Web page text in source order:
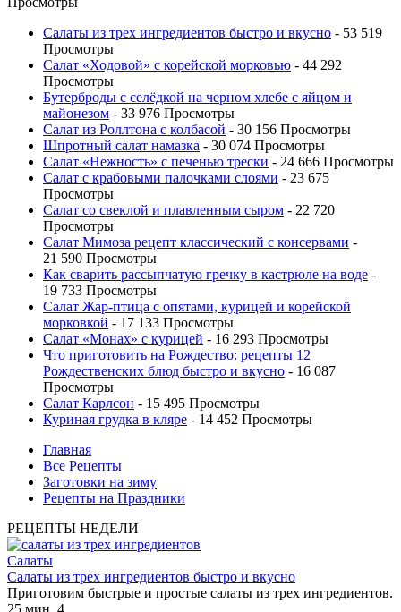
Салаты из трех ингредиентов быстро и вкусно - 53 519
Просмотры
Салат «Ходовой» с корейской морковью - 44 292
Просмотры
Бутерброды с селёдкой на черном хлебе с яйцом и
майонезом - 33 976 Просмотры
Салат из Роллтона с колбасой - 30 156 Просмотры
Шпротный салат намазка - 30 074 Просмотры
Салат «Нежность» с печенью трески - 24 666 Просмотры
Салат с крабовыми палочками слоями - 23 675
Просмотры
Салат со свеклой и плавленным сыром - 22 720
Просмотры
Салат Мимоза рецепт классический с консервами -
21 590 Просмотры
Как сварить рассыпчатую гречку в кастрюле на воде -
19 733 Просмотры
Салат Жар-птица с опятами, курицей и корейской
морковкой - 17 133 Просмотры
Салат «Монах» с курицей - 16 293 Просмотры
Что приготовить на Рождество: рецепты 12
Рождественских блюд быстро и вкусно - 16 087
Просмотры
Салат Карлсон - 15 495 Просмотры
Куриная грудка в кляре - 14 452 Просмотры
Главная
Все Рецепты
Заготовки на зиму
Рецепты на Праздники
РЕЦЕПТЫ НЕДЕЛИ
Салаты
Салаты из трех ингредиентов быстро и вкусно
Приготовим быстрые и простые салаты из трех ингредиентов.
25 мин. 4